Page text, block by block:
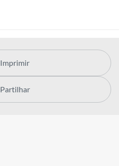
Imprimir
Partilhar